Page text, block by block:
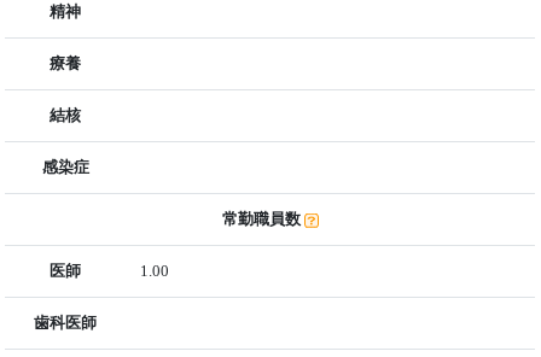
精神
療養
結核
感染症
常勤職員数
医師 1.00
歯科医師